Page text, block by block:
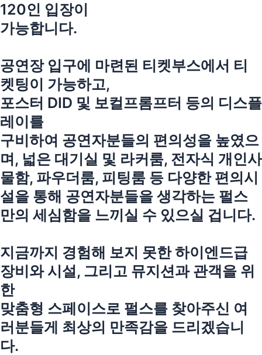
120인 입장이
가능합니다.
공연장 입구에 마련된 티켓부스에서 티
켓팅이 가능하고,
포스터 DID 및 보컬프롬프터 등의 디스플
레이를
구비하여 공연자분들의 편의성을 높였으
며, 넓은 대기실 및 라커룸, 전자식 개인사
물함, 파우더룸, 피팅룸 등 다양한 편의시
설을 통해 공연자분들을 생각하는 펄스
만의 세심함을 느끼실 수 있으실 겁니다.
지금까지 경험해 보지 못한 하이엔드급
장비와 시설, 그리고 뮤지션과 관객을 위
한
맞춤형 스페이스로 펄스를 찾아주신 여
러분들게 최상의 만족감을 드리겠습니
다.